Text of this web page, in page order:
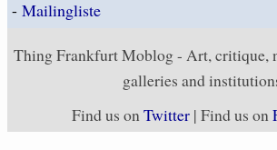
- Mailingliste
Thing Frankfurt Moblog - Art, critique,
galleries and
Find us onTwitter | Find us on